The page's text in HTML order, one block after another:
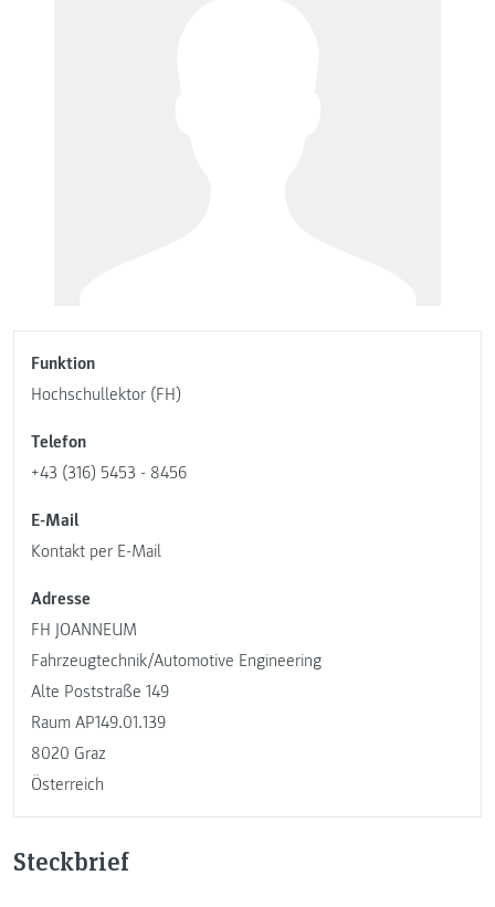
Funktion
Hochschullektor (FH)
Telefon
+43 (316) 5453 - 8456
E-Mail
Kontakt per E-Mail
Adresse
FH JOANNEUM
Fahrzeugtechnik/Automotive Engineering
Alte Poststraße 149
Raum AP149.01.139
8020 Graz
Österreich
Steckbrief